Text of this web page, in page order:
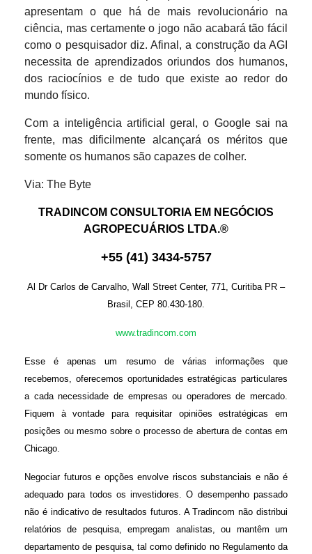
apresentam o que há de mais revolucionário na
ciência, mas certamente o jogo não acabará tão fácil
como o pesquisador diz. Afinal, a construção da AGI
necessita de aprendizados oriundos dos humanos,
dos raciocínios e de tudo que existe ao redor do
mundo físico.
Com a inteligência artificial geral, o Google sai na
frente, mas dificilmente alcançará os méritos que
somente os humanos são capazes de colher.
Via: The Byte
TRADINCOM CONSULTORIA EM NEGÓCIOS
AGROPECUÁRIOS LTDA.®
+55 (41) 3434-5757
Al Dr Carlos de Carvalho, Wall Street Center, 771, Curitiba PR –
Brasil, CEP 80.430-180.
www.tradincom.com
Esse é apenas um resumo de várias informações que
recebemos, oferecemos oportunidades estratégicas particulares
a cada necessidade de empresas ou operadores de mercado.
Fiquem à vontade para requisitar opiniões estratégicas em
posições ou mesmo sobre o processo de abertura de contas em
Chicago.
Negociar futuros e opções envolve riscos substanciais e não é
adequado para todos os investidores. O desempenho passado
não é indicativo de resultados futuros. A Tradincom não distribui
relatórios de pesquisa, empregam analistas, ou mantêm um
departamento de pesquisa, tal como definido no Regulamento da